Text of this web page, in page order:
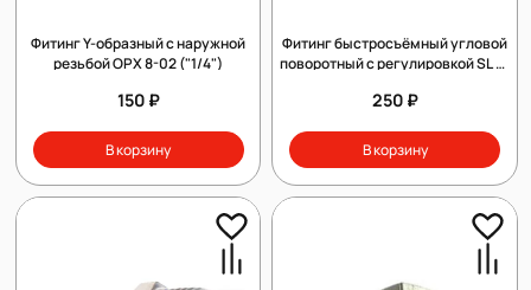
Фитинг Y-образный с наружной
резьбой OPX 8-02 ("1/4")
150 ₽
В корзину
Фитинг быстросъёмный угловой
поворотный с регулировкой SL 8-
250 ₽
В корзину